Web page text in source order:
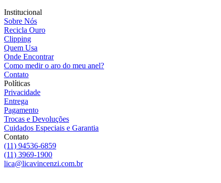
Institucional
Sobre Nós
Recicla Ouro
Clipping
Quem Usa
Onde Encontrar
Como medir o aro do meu anel?
Contato
Políticas
Privacidade
Entrega
Pagamento
Trocas e Devoluções
Cuidados Especiais e Garantia
Contato
(11) 94536-6859
(11) 3969-1900
lica@licavincenzi.com.br